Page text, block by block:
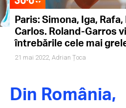
Paris: Simona, Iga,
Carlos. Roland-Garros
întrebările cele mai
21 mai 2022, Adrian Țoca
Din România,